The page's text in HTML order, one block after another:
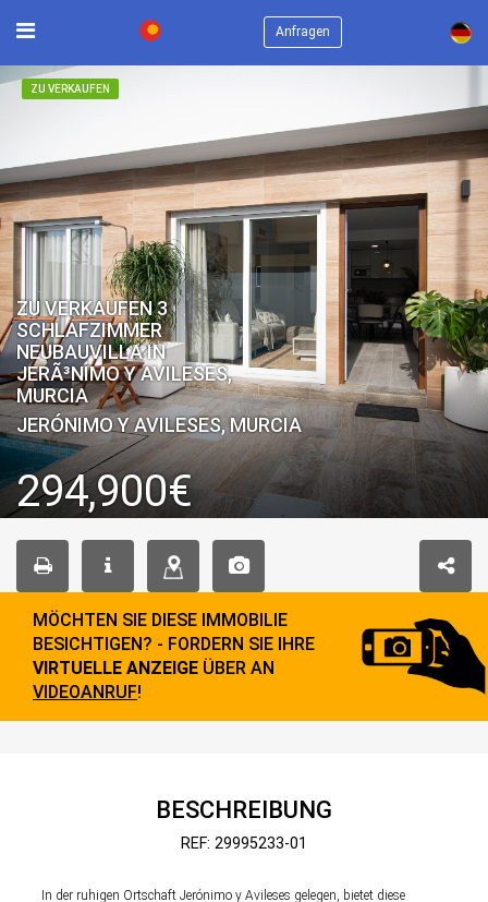
Anfragen ×
ZU VERKAUFEN
ZU VERKAUFEN 3
SCHLAFZIMMER
NEUBAUVILLA IN
JERÃ³NIMO Y AVILESES,
MURCIA
JERÓNIMO Y AVILESES, MURCIA
294,900€
MÖCHTEN SIE DIESE IMMOBILIE
BESICHTIGEN? - FORDERN SIE IHRE
VIRTUELLE ANZEIGE ÜBER AN
VIDEOANRUF!
BESCHREIBUNG
REF: 29995233-01
In der ruhigen Ortschaft Jerónimo y Avileses gelegen, bietet diese